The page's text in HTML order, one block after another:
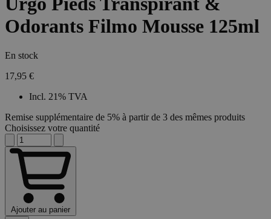
Odorants Filmo Mousse 125ml
En stock
17,95 €
Incl. 21% TVA
Remise supplémentaire de 5% à partir de 3 des mêmes produits
Choisissez votre quantité
Ajouter au panier